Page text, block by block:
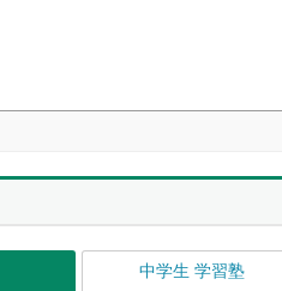
中学生 学習塾